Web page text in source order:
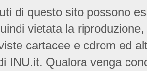
di questo sito possono
vietata la
cartacee e cdrom ed
INU.it. Qualora venga